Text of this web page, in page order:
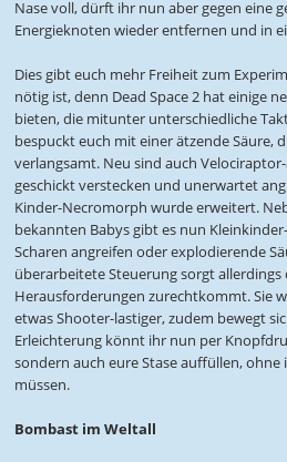
Nase voll, dürft ihr nun aber gegen eine
Energieknoten wieder entfernen und in
Dies gibt euch mehr Freiheit zum
nötig ist, denn Dead Space 2 hat einige
bieten, die mitunter unterschiedliche
bespuckt euch mit einer ätzende Säure,
verlangsamt. Neu sind auch
geschickt verstecken und unerwartet
Kinder-Necromorph wurde erweitert.
bekannten Babys gibt es nun
Scharen angreifen oder explodierende
überarbeitete Steuerung sorgt
Herausforderungen zurechtkommt. Sie
etwas Shooter-lastiger, zudem bewegt
Erleichterung könnt ihr nun per
sondern auch eure Stase auffüllen, ohne
müssen.
Bombast im Weltall